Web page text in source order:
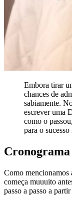
Embora tirar
chances de
sabiamente.
escrever uma
como o
para o
Cronograma
Como mencionamos
começa muuuito
passo a passo a